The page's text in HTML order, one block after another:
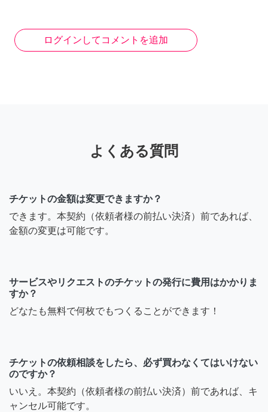
ログインしてコメントを追加
よくある質問
チケットの金額は変更できますか？
できます。本契約（依頼者様の前払い決済）前であれば、
金額の変更は可能です。
サービスやリクエストのチケットの発行に費用はかかりま
すか？
どなたも無料で何枚でもつくることができます！
チケットの依頼相談をしたら、必ず買わなくてはいけない
のですか？
いいえ。本契約（依頼者様の前払い決済）前であれば、キ
ャンセル可能です。